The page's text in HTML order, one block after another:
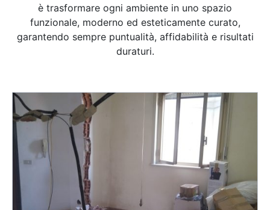
è trasformare ogni ambiente in uno spazio
funzionale, moderno ed esteticamente curato,
garantendo sempre puntualità, affidabilità e risultati
duraturi.